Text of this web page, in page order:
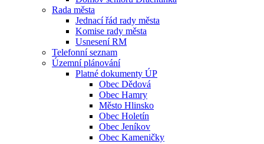
Rada města
Jednací řád rady města
Komise rady města
Usnesení RM
Telefonní seznam
Územní plánování
Platné dokumenty ÚP
Obec Dědová
Obec Hamry
Město Hlinsko
Obec Holetín
Obec Jeníkov
Obec Kameničky